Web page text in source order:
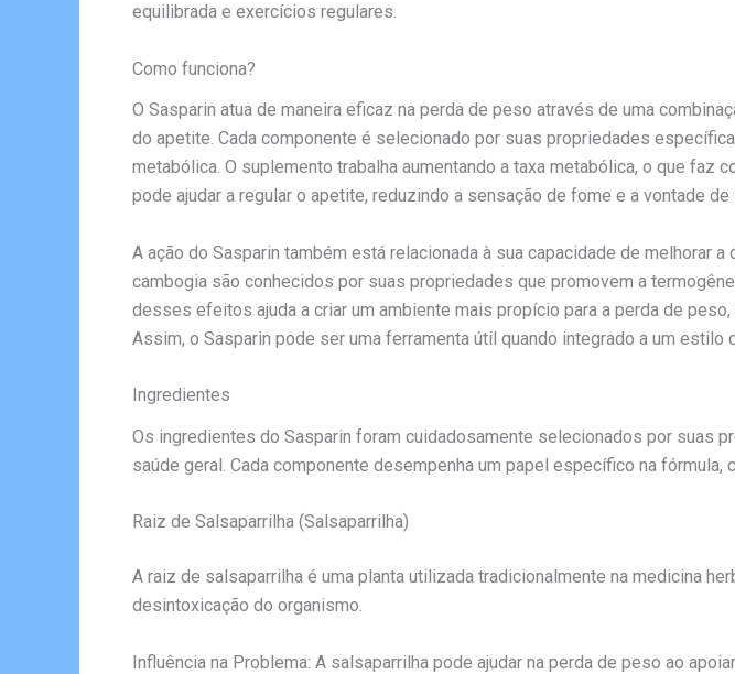
equilibrada e exercícios regulares.
Como funciona?
O Sasparin atua de maneira eficaz na perda de peso através de uma
do apetite. Cada componente é selecionado por suas propriedades
metabólica. O suplemento trabalha aumentando a taxa metabólica, o que
pode ajudar a regular o apetite, reduzindo a sensação de fome e a vontade
A ação do Sasparin também está relacionada à sua capacidade de melhorar
cambogia são conhecidos por suas propriedades que promovem a
desses efeitos ajuda a criar um ambiente mais propício para a perda de
Assim, o Sasparin pode ser uma ferramenta útil quando integrado a um estilo
Ingredientes
Os ingredientes do Sasparin foram cuidadosamente selecionados por suas
saúde geral. Cada componente desempenha um papel específico na fórmula,
Raiz de Salsaparrilha (Salsaparrilha)
A raiz de salsaparrilha é uma planta utilizada tradicionalmente na medicina
desintoxicação do organismo.
Influência na Problema: A salsaparrilha pode ajudar na perda de peso ao